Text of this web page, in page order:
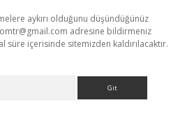
aykırı olduğunu düşündüğünüz
adresine bildirmeniz
süre içerisinde sitemizden kaldırılacaktır.